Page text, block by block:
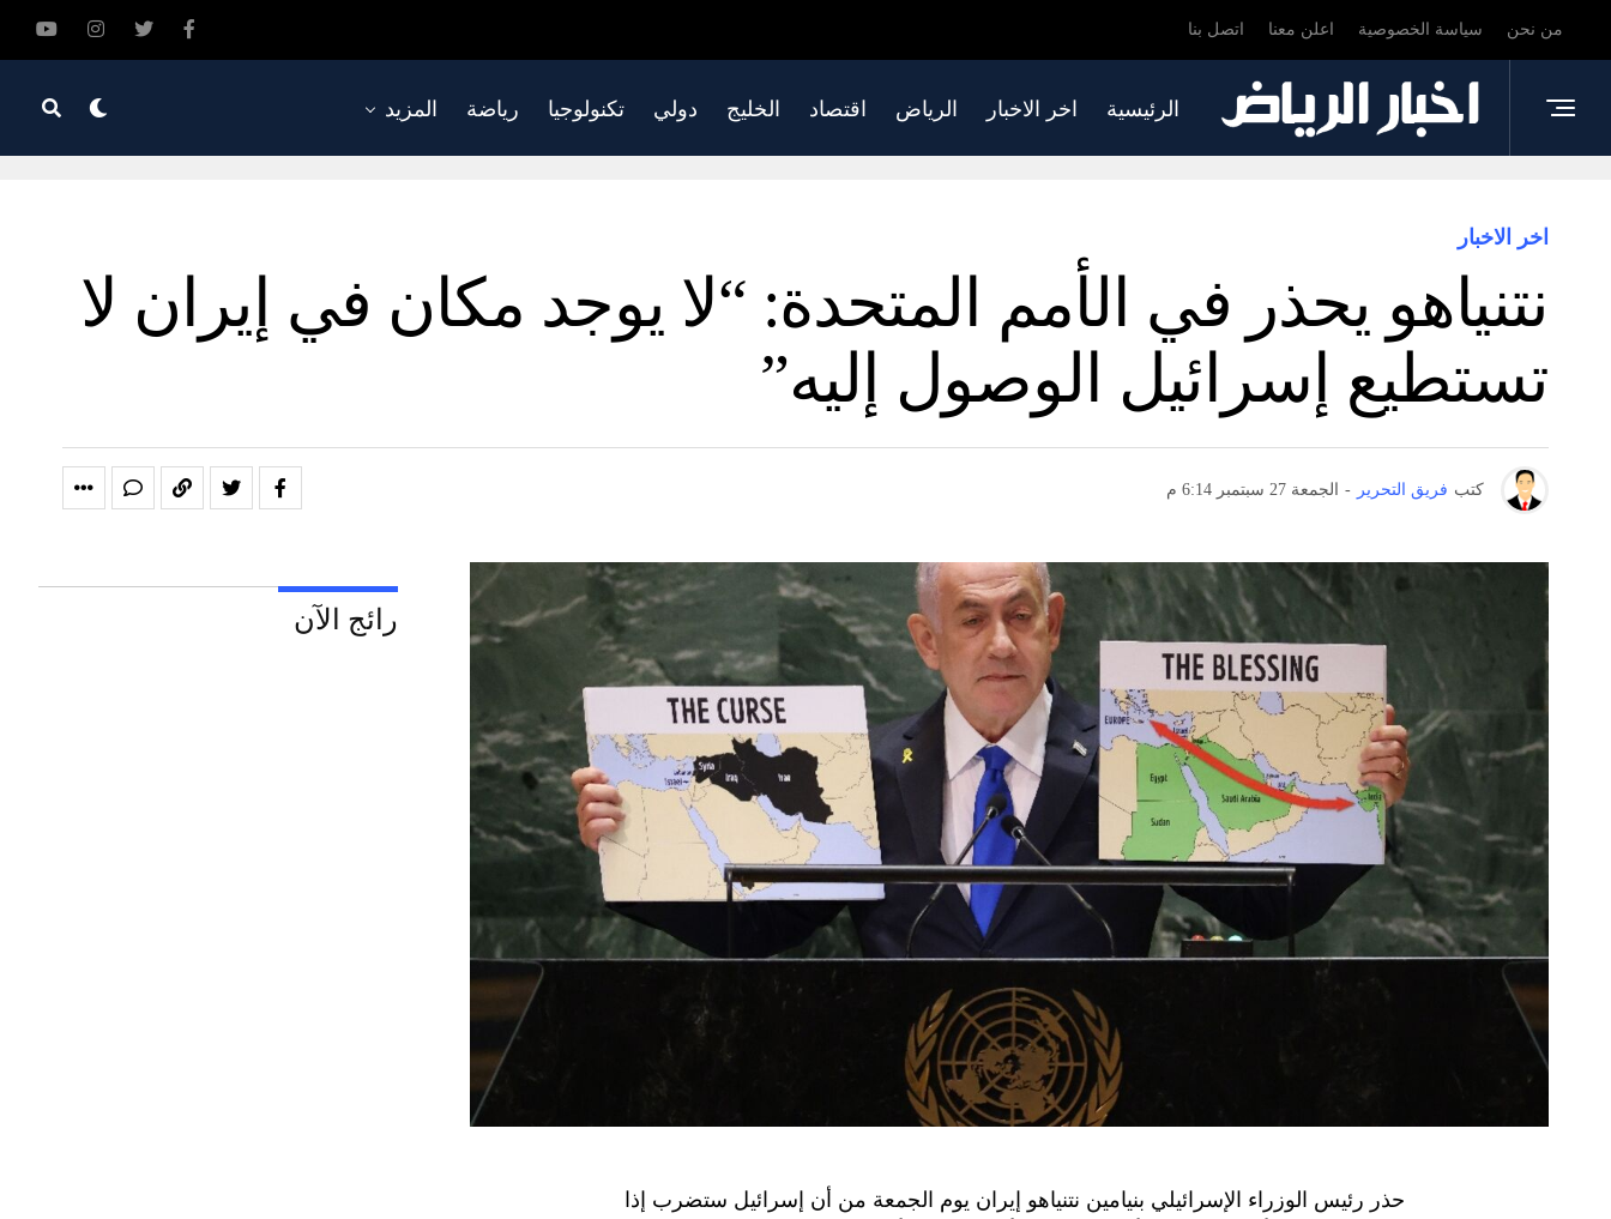
من نحن سياسة الخصوصية اعلن معنا اتصل بنا
الرئيسية اخر الاخبار الرياض اقتصاد الخليج دولي تكنولوجيا رياضة المزيد
اخر الاخبار
نتنياهو يحذر في الأمم المتحدة: “لا يوجد مكان في إيران لا
تستطيع إسرائيل الوصول إليه”
كتب فريق التحرير - الجمعة 27 سبتمبر 6:14 م
حذر رئيس الوزراء الإسرائيلي بنيامين نتنياهو إيران يوم الجمعة من أن إسرائيل ستضرب إذا
رائج الآن